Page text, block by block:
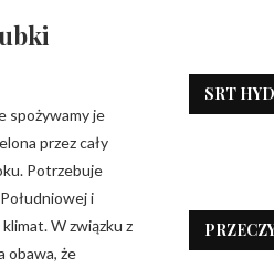
spożywamy je
przez cały
Potrzebuje
i
W związku z
obawa, że
SRT